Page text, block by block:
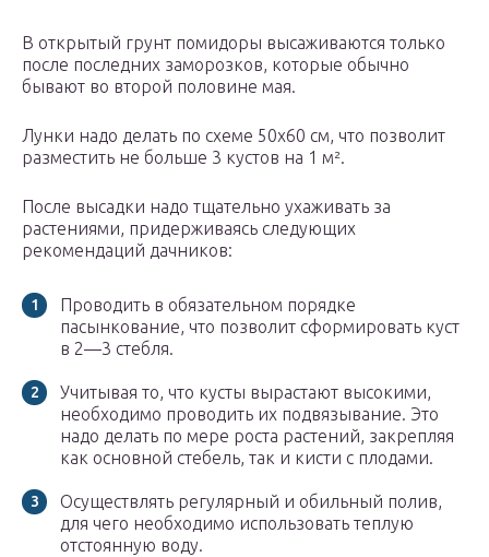
В открытый грунт помидоры высаживаются только
после последних заморозков, которые обычно
бывают во второй половине мая.
Лунки надо делать по схеме 50х60 см, что позволит
разместить не больше 3 кустов на 1 м².
После высадки надо тщательно ухаживать за
растениями, придерживаясь следующих
рекомендаций дачников:
Проводить в обязательном порядке
пасынкование, что позволит сформировать куст
в 2—3 стебля.
Учитывая то, что кусты вырастают высокими,
необходимо проводить их подвязывание. Это
надо делать по мере роста растений, закрепляя
как основной стебель, так и кисти с плодами.
Осуществлять регулярный и обильный полив,
для чего необходимо использовать теплую
отстоянную воду.